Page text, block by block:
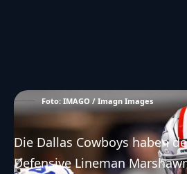
Foto: IMAGO / Imagn Images
Die Dallas Cowboys haben
Defensive Lineman